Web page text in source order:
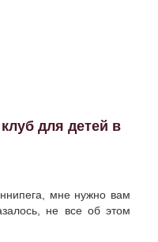
для детей в
мне нужно вам
не все об этом